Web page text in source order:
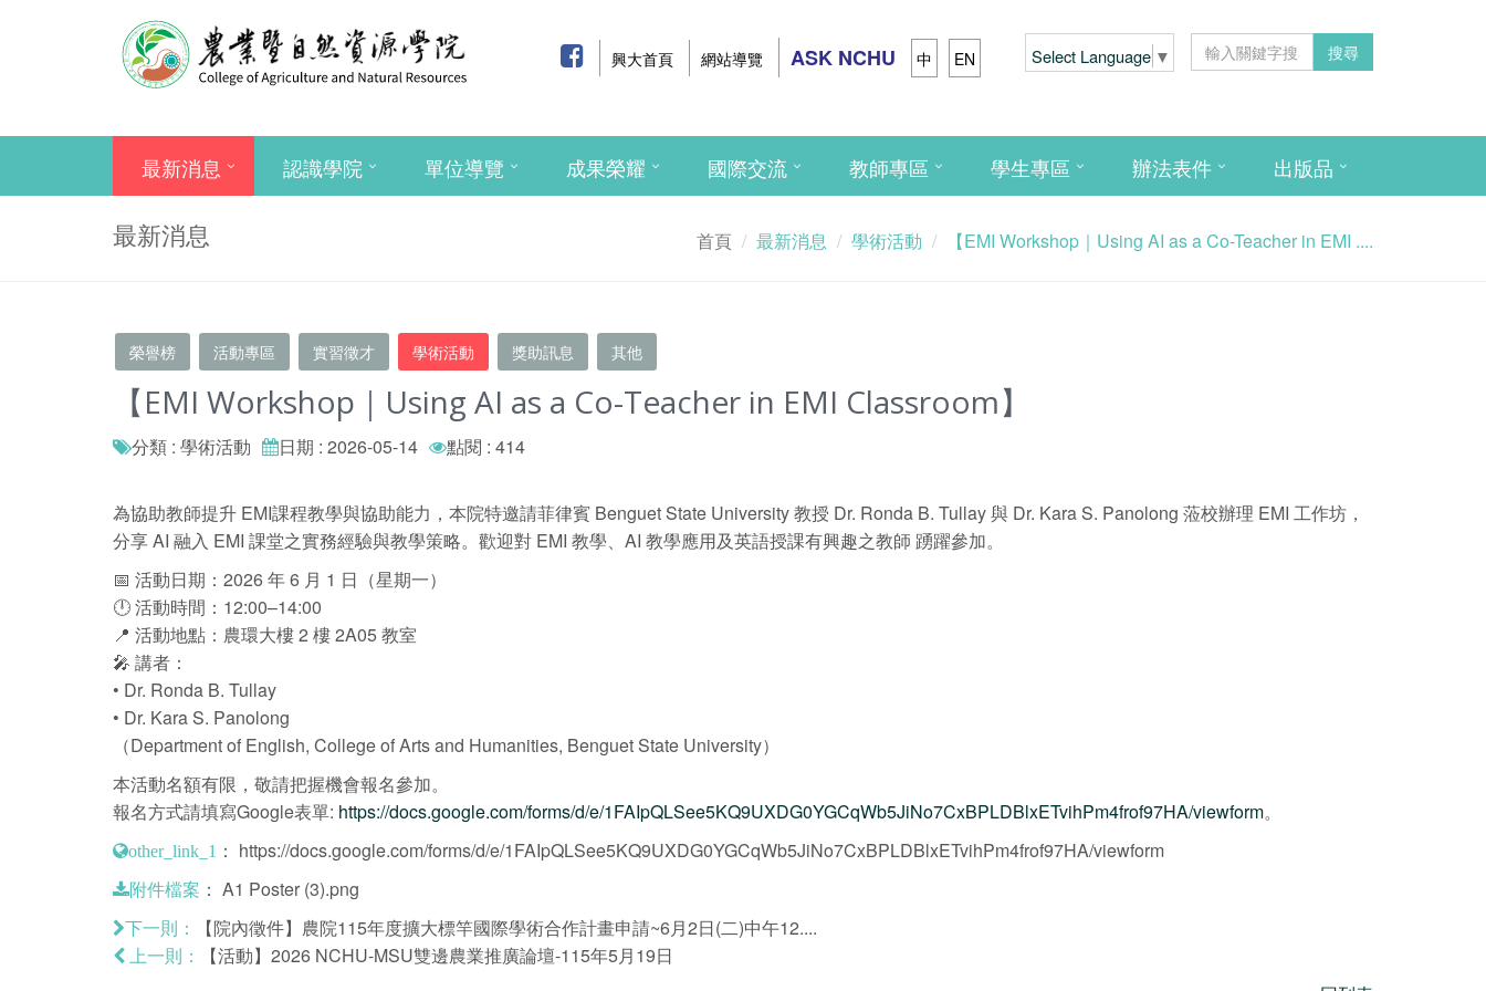
興大首頁 網站導覽 ASK NCHU 中 EN Select Language ▼ 搜尋
最新消息 認識學院 單位導覽 成果榮耀 國際交流 教師專區 學生專區 辦法表件 出版品
最新消息 首頁 最新消息 學術活動 【EMI Workshop｜Using AI as a Co-Teacher in EMI ....
榮譽榜 活動專區 實習徵才 學術活動 獎助訊息 其他
【EMI Workshop｜Using AI as a Co-Teacher in EMI Classroom】
分類 : 學術活動 日期 : 2026-05-14 點閱 : 414
為協助教師提升 EMI課程教學與協助能力，本院特邀請菲律賓 Benguet State University 教授 Dr. Ronda B. Tullay 與 Dr. Kara S. Panolong 蒞校辦理 EMI 工作坊，
分享 AI 融入 EMI 課堂之實務經驗與教學策略。歡迎對 EMI 教學、AI 教學應用及英語授課有興趣之教師 踴躍參加。
📅 活動日期：2026 年 6 月 1 日（星期一）
🕛 活動時間：12:00–14:00
📍 活動地點：農環大樓 2 樓 2A05 教室
🎤 講者：
• Dr. Ronda B. Tullay
• Dr. Kara S. Panolong
（Department of English, College of Arts and Humanities, Benguet State University）
本活動名額有限，敬請把握機會報名參加。
報名方式請填寫Google表單: https://docs.google.com/forms/d/e/1FAIpQLSee5KQ9UXDG0YGCqWb5JiNo7CxBPLDBlxETvihPm4frof97HA/viewform。
other_link_1 ： https://docs.google.com/forms/d/e/1FAIpQLSee5KQ9UXDG0YGCqWb5JiNo7CxBPLDBlxETvihPm4frof97HA/viewform
附件檔案 ： A1 Poster (3).png
下一則： 【院內徵件】農院115年度擴大標竿國際學術合作計畫申請~6月2日(二)中午12....
上一則：
【活動】2026 NCHU-MSU雙邊農業推廣論壇-115年5月19日